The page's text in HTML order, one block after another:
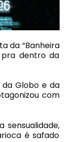
da “Banheira
dentro da
Globo e da
com
sensualidade,
é safado